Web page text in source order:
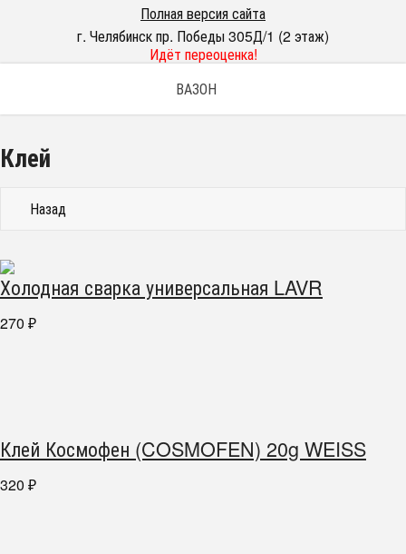
Полная версия сайта
г. Челябинск пр. Победы 305Д/1 (2 этаж)
Идёт переоценка!
ВАЗОН
Клей
Назад
Холодная сварка универсальная LAVR
270 ₽
Клей Космофен (COSMOFEN) 20g WEISS
320 ₽